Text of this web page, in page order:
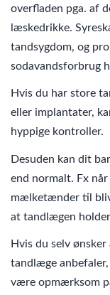
overfladen pga. af
læskedrikke.
tandsygdom, og
sodavandsforbrug
Hvis du har store
eller implantater,
hyppige kontroller.
Desuden kan dit
end normalt. Fx
mælketænder til
at tandlægen
Hvis du selv
tandlæge
være opmærksom